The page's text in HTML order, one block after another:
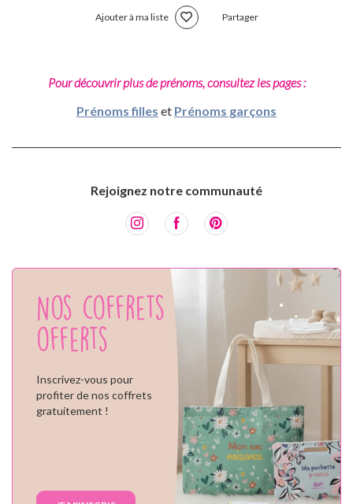
Ajouter à ma liste Partager
Pour découvrir plus de prénoms, consultez les pages :
Prénoms filles et Prénoms garçons
Rejoignez notre communauté
Nos coffrets
offerts
Inscrivez-vous pour
profiter de nos coffrets
gratuitement !